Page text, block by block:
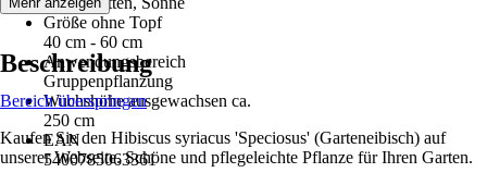
Größe ohne Topf
40 cm - 60 cm
Anwendungsbereich
Gruppenpflanzung
Wuchshöhe ausgewachsen ca.
250 cm
EAN
5400785063361
Beschreibung
Bereich überspringen
Kaufen Sie den Hibiscus syriacus 'Speciosus' (Garteneibisch) auf
unserer Webseite. Schöne und pflegeleichte Pflanze für Ihren Garten.